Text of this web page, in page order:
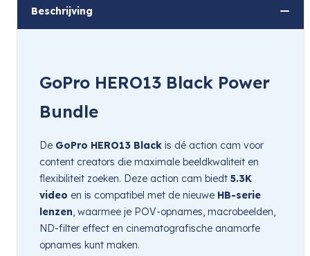
Beschrijving
GoPro HERO13 Black Power
Bundle
De GoPro HERO13 Black is dé action cam voor
content creators die maximale beeldkwaliteit en
flexibiliteit zoeken. Deze action cam biedt 5.3K
video en is compatibel met de nieuwe HB-serie
lenzen, waarmee je POV-opnames, macrobeelden,
ND-filter effect en cinematografische anamorfe
opnames kunt maken.